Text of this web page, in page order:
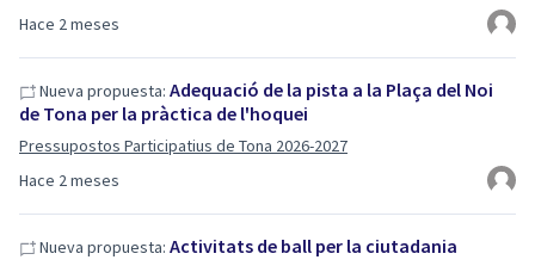
Hace 2 meses
Hace 2 meses
Nueva propuesta: Adequació de la pista a la Plaça del Noi
de Tona per la pràctica de l'hoquei
Pressupostos Participatius de Tona 2026-2027
Nueva propuesta: Activitats de ball per la ciutadania